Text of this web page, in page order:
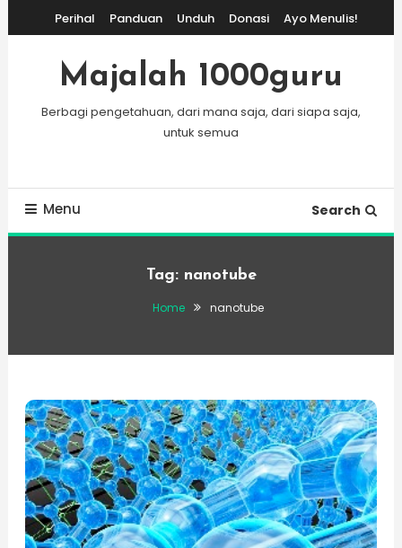
To
Content
Perihal Panduan Unduh Donasi Ayo Menulis!
Majalah 1000guru
Berbagi pengetahuan, dari mana saja, dari siapa saja,
untuk semua
Menu Search
Tag: nanotube
Home nanotube